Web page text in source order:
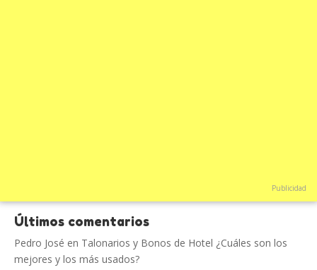
Publicidad
Últimos comentarios
Pedro José en Talonarios y Bonos de Hotel ¿Cuáles son los
mejores y los más usados?